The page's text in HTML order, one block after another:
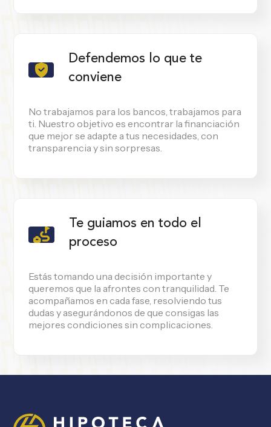
Defendemos lo que te
conviene
No trabajamos para los bancos, trabajamos para
ti. Nuestro objetivo es encontrar la financiación
que mejor se adapte a tus necesidades, con
transparencia y sin sorpresas.
Te guiamos en todo el
proceso
Estás tomando una decisión importante y
queremos que la afrontes con tranquilidad. Te
acompañamos en cada fase, resolviendo tus
dudas y asegurándonos de que consigas las
mejores condiciones sin complicaciones.